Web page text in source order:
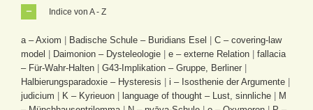
Indice von A - Z
a – Axiom Badische Schule – Buridians Esel
C – covering-law
model
Daimonion – Dysteleologie e – externe Relation
fallacia
– Für-Wahr-Halten
G43-Implikation – Gruppe, Berliner
Halbierungsparadoxie – Hysteresis
i – Isosthenie der Argumente
judicium
K – Kyrieuon language of thought – Lust, sinnliche
M